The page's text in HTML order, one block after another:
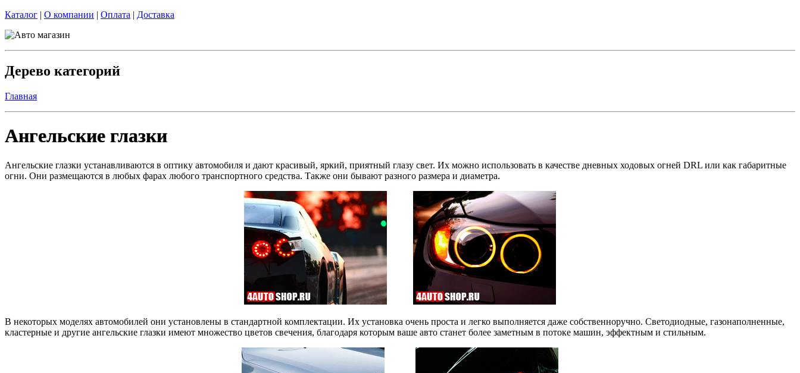
Каталог | О компании | Оплата | Доставка
Дерево категорий
Главная
Ангельские глазки
Ангельские глазки устанавливаются в оптику автомобиля и дают красивый, яркий, приятный глазу свет. Их можно использовать в качестве дневных ходовых огней DRL или как габаритные
огни. Они размещаются в любых фарах любого транспортного средства. Также они бывают разного размера и диаметра.
В некоторых моделях автомобилей они установлены в стандартной комплектации. Их установка очень проста и легко выполняется даже собственноручно. Светодиодные, газонаполненные,
кластерные и другие ангельские глазки имеют множество цветов свечения, благодаря которым ваше авто станет более заметным в потоке машин, эффектным и стильным.